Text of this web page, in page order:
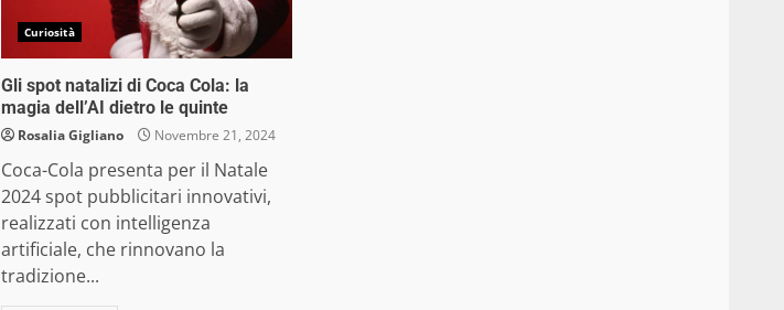
Curiosità
Gli spot natalizi di Coca Cola: la
magia dell’AI dietro le quinte
Rosalia Gigliano Novembre 21, 2024
Coca-Cola presenta per il Natale
2024 spot pubblicitari innovativi,
realizzati con intelligenza
artificiale, che rinnovano la
tradizione...